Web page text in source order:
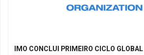
IMO CONCLUI PRIMEIRO CICLO